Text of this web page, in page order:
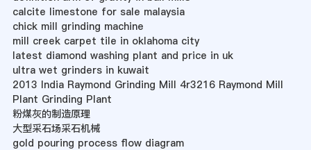
calcite limestone for sale malaysia
chick mill grinding machine
mill creek carpet tile in oklahoma city
latest diamond washing plant and price in uk
ultra wet grinders in kuwait
2013 India Raymond Grinding Mill 4r3216 Raymond Mill
Plant Grinding Plant
粉煤灰的制造原理
大型采石场采石机械
gold pouring process flow diagram